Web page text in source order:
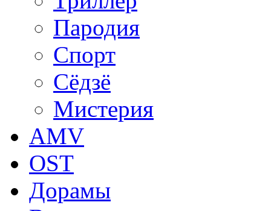
Пародия
Спорт
Сёдзё
Мистерия
AMV
OST
Дорамы